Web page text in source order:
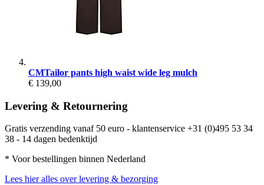
CMTailor pants high waist wide leg mulch
€ 139,00
Levering & Retournering
Gratis verzending vanaf 50 euro - klantenservice +31 (0)495 53 34
38 - 14 dagen bedenktijd
* Voor bestellingen binnen Nederland
Lees hier alles over levering & bezorging